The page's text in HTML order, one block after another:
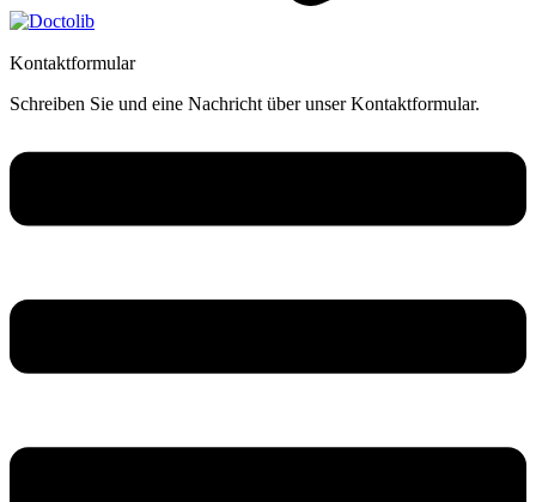
Kontaktformular
Schreiben Sie und eine Nachricht über unser Kontaktformular.